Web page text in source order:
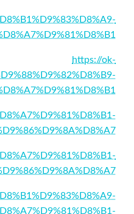
https://ok-